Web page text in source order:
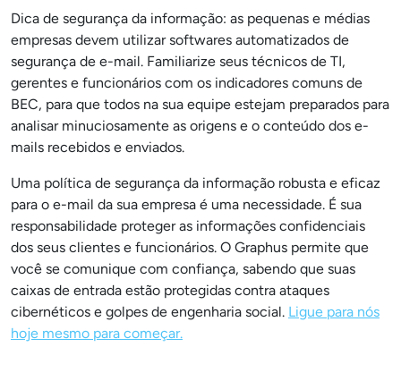
Dica de segurança da informação: as pequenas e médias
empresas devem utilizar softwares automatizados de
segurança de e-mail. Familiarize seus técnicos de TI,
gerentes e funcionários com os indicadores comuns de
BEC, para que todos na sua equipe estejam preparados para
analisar minuciosamente as origens e o conteúdo dos e-
mails recebidos e enviados.
Uma política de segurança da informação robusta e eficaz
para o e-mail da sua empresa é uma necessidade. É sua
responsabilidade proteger as informações confidenciais
dos seus clientes e funcionários. O Graphus permite que
você se comunique com confiança, sabendo que suas
caixas de entrada estão protegidas contra ataques
cibernéticos e golpes de engenharia social. Ligue para nós
hoje mesmo para começar.